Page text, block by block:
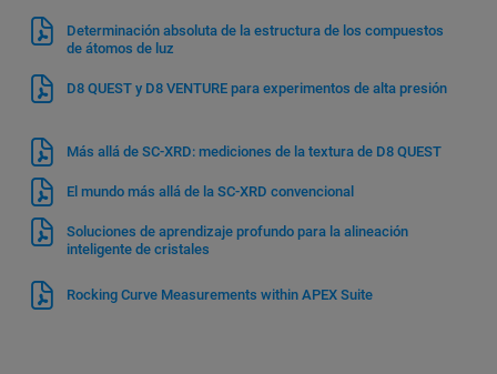
Determinación absoluta de la estructura de los compuestos
de átomos de luz
D8 QUEST y D8 VENTURE para experimentos de alta presión
Más allá de SC-XRD: mediciones de la textura de D8 QUEST
El mundo más allá de la SC-XRD convencional
Soluciones de aprendizaje profundo para la alineación
inteligente de cristales
Rocking Curve Measurements within APEX Suite